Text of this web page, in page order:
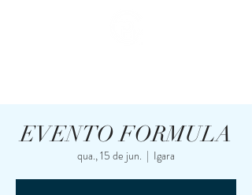
EVENTO FORMULA
qua., 15 de jun.
  |
Igara